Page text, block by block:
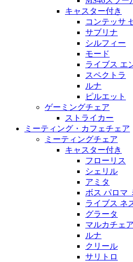
キャスター付き
コンテッサ
サブリナ
シルフィー
モード
ライブス エ
スペクトラ
ルナ
ピルエット
ゲーミングチェア
ストライカー
ミーティング・カフェチェア
ミーティングチェア
キャスター付き
フローリス
シェリル
アミタ
ボス パロマ
ライブス ネ
グラータ
マルカチェア
ルナ
クリール
サリトロ